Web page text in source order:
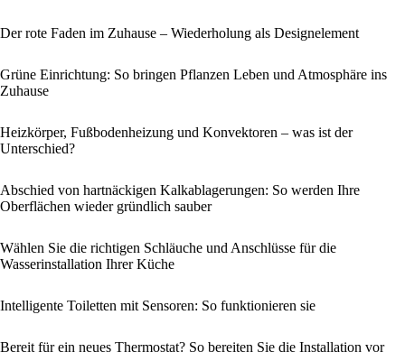
Der rote Faden im Zuhause – Wiederholung als Designelement
Grüne Einrichtung: So bringen Pflanzen Leben und Atmosphäre ins
Zuhause
Heizkörper, Fußbodenheizung und Konvektoren – was ist der
Unterschied?
Abschied von hartnäckigen Kalkablagerungen: So werden Ihre
Oberflächen wieder gründlich sauber
Wählen Sie die richtigen Schläuche und Anschlüsse für die
Wasserinstallation Ihrer Küche
Intelligente Toiletten mit Sensoren: So funktionieren sie
Bereit für ein neues Thermostat? So bereiten Sie die Installation vor